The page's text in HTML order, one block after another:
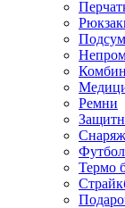
Ремни
Термо